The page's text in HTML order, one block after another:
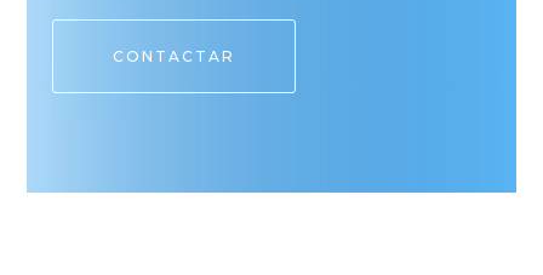
CONTACTAR